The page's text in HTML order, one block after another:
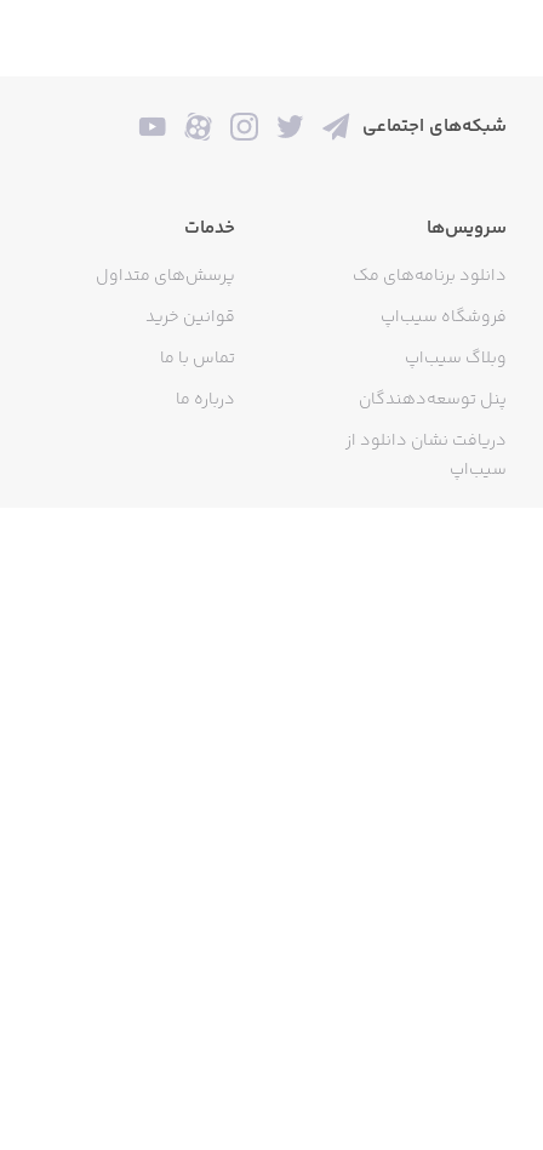
شبکه‌های اجتماعی
سرویس‌ها
دانلود برنامه‌های مک
فروشگاه سیب‌اپ
وبلاگ سیب‌اپ
پنل توسعه‌دهندگان
دریافت نشان دانلود از
سیب‌اپ
خدمات
پرسش‌های متداول
قوانین خرید
تماس با ما
درباره ما